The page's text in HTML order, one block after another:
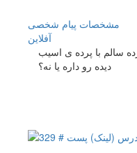
مشخصات پیام شخصی
آفلاين
سالم با پرده ی اسیب
دیده رو داره یا نه؟